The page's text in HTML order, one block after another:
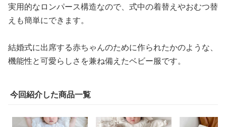
実用的なロンパース構造なので、式中の着替えやおむつ替
えも簡単にできます。
結婚式に出席する赤ちゃんのために作られたかのような、
機能性と可愛らしさを兼ね備えたベビー服です。
今回紹介した商品一覧